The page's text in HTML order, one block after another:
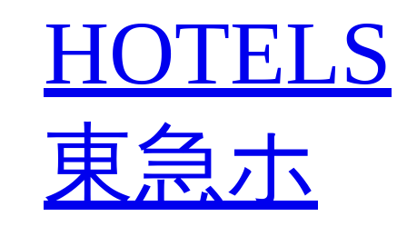
HOTELS
東急ホ